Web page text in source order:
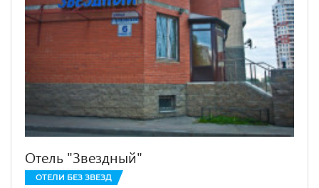
Отель "Звездный"
ОТЕЛИ БЕЗ ЗВЕЗД